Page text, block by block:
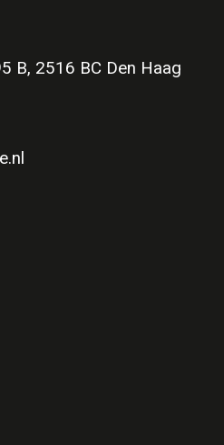
1
B, 2516 BC Den Haag